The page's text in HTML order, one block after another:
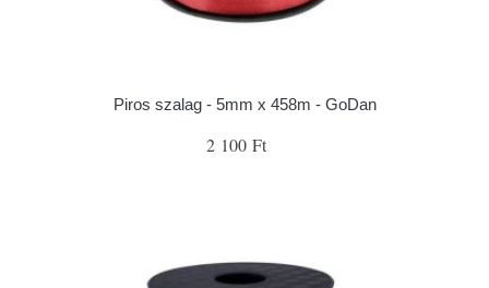
Piros szalag - 5mm x 458m - GoDan
2 100 Ft